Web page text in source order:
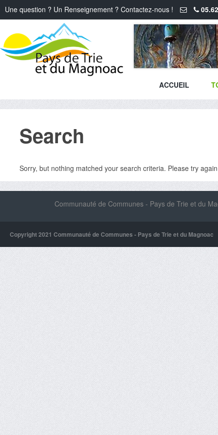
Une question ? Un Renseignement ? Contactez-nous !
ACCUEIL
Search
Sorry, but nothing matched your search criteria. Please try
Communauté de Communes - Pays de Trie et du
Copyright 2021 Communauté de Communes - Pays de Trie et du Magnoac